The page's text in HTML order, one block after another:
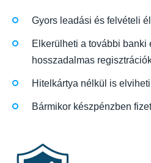
Gyors leadási és felvételi
Elkerülheti a további banki
hosszadalmas
Hitelkártya nélkül is
Bármikor készpénzben